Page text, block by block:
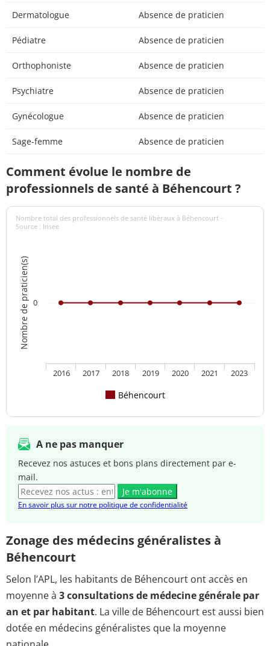
Dermatologue Absence de praticien
Pédiatre Absence de praticien
Orthophoniste Absence de praticien
Psychiatre Absence de praticien
Gynécologue Absence de praticien
Sage-femme Absence de praticien
Comment évolue le nombre de
professionnels de santé à Béhencourt ?
Nombre de praticien(s)
Nombre total des professionnels de santé libéraux à Béhencourt -
Source : Insee
Béhencourt
2016 2017 2018 2019 2020 2021 2023
0
A ne pas manquer
Recevez nos astuces et bons plans directement par e-
mail.
Je m'abonne
En savoir plus sur notre politique de confidentialité
Zonage des médecins généralistes à
Béhencourt
Selon l’APL, les habitants de Béhencourt ont accès en
moyenne à 3 consultations de médecine générale par
an et par habitant. La ville de Béhencourt est aussi bien
dotée en médecins généralistes que la moyenne